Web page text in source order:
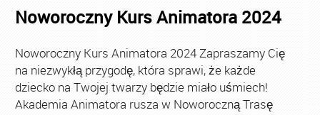
Noworoczny Kurs Animatora 2024
Noworoczny Kurs Animatora 2024 Zapraszamy Cię
na niezwykłą przygodę, która sprawi, że każde
dziecko na Twojej twarzy będzie miało uśmiech!
Akademia Animatora rusza w Noworoczną Trasę